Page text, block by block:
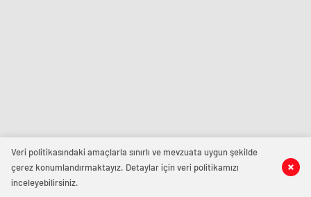
Veri politikasındaki amaçlarla sınırlı ve mevzuata uygun şekilde
çerez konumlandırmaktayız. Detaylar için veri politikamızı
inceleyebilirsiniz.